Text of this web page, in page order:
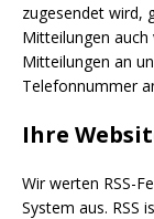
zugesendet wird,
Mitteilungen auch
Mitteilungen an
Telefonnummer
Ihre
Wir werten RSS-
System aus. RSS